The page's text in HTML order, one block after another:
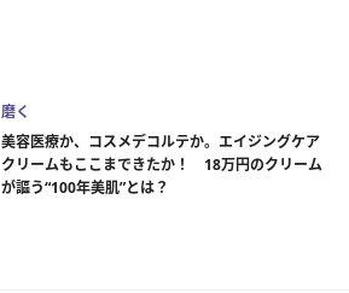
磨く
美容医療か、コスメデコルテか。エイジングケア
クリームもここまできたか！ 18万円のクリーム
が謳う“100年美肌”とは？